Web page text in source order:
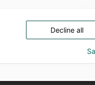
Decline all